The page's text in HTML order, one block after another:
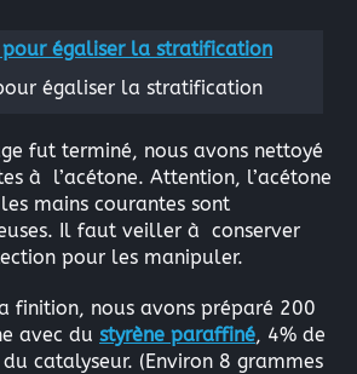
égaliser la stratification
fut terminé, nous avons nettoyé
à l’acétone. Attention, l’acétone
mains courantes sont
Il faut veiller à conserver
pour les manipuler.
finition, nous avons préparé 200
avec du styrène paraffiné, 4% de
catalyseur. (Environ 8 grammes